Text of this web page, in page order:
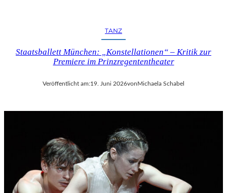
TANZ
Staatsballett München: „Konstellationen“ – Kritik zur
Premiere im Prinzregententheater
Veröffentlicht am:19. Juni 2026vonMichaela Schabel